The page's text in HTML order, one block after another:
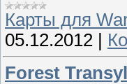
Карты для
05.12.2012 |
Forest